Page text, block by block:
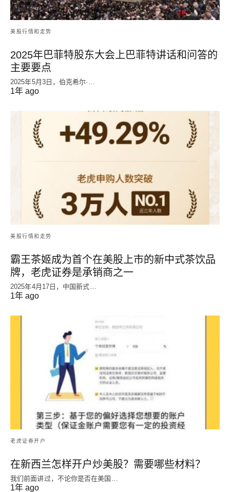
美股行情和走势
2025年巴菲特股东大会上巴菲特讲话和问答的
主要要点
2025年5月3日，伯克希尔·…
1年 ago
美股行情和走势
霸王茶姬成为首个在美股上市的新中式茶饮品
牌，老虎证券是承销商之一
2025年4月17日，中国新式…
1年 ago
老虎证券开户
在新西兰怎样开户炒美股？需要哪些材料？
我们前面讲过，不论你是否在美国…
1年 ago